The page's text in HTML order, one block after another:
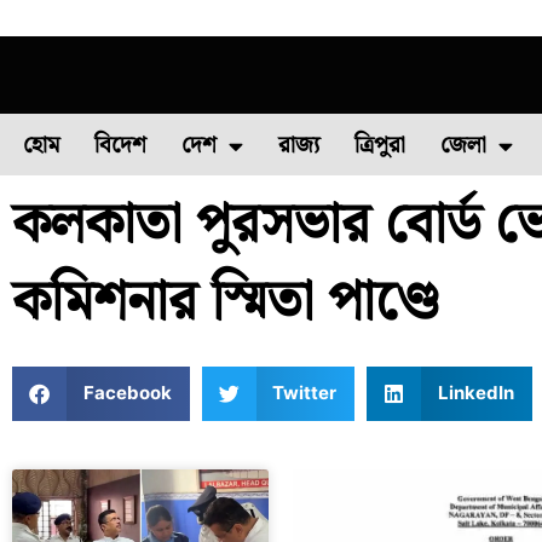
হোম বিদেশ দেশ
ফুল চাষ ফল চাষ মাছ চাষ পোল্ট্রি
রাজ্য ত্রিপুরা জেলা
উত্তর ২৪
কলকাতা পুরসভার বোর্ড
কমিশনার স্মিতা পাণ্ডে
Facebook Twitter LinkedIn